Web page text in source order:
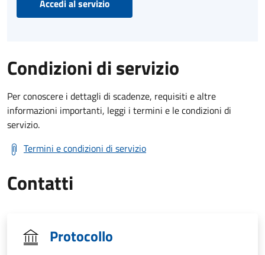
Accedi al servizio
Condizioni di servizio
Per conoscere i dettagli di scadenze, requisiti e altre
informazioni importanti, leggi i termini e le condizioni di
servizio.
Termini e condizioni di servizio
Contatti
Protocollo